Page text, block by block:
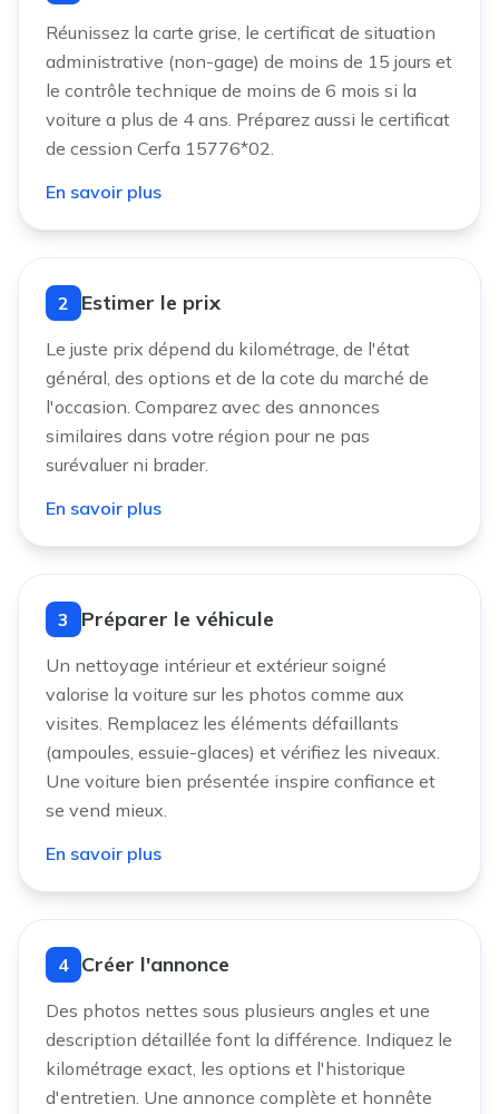
Réunissez la carte grise, le certificat de situation
administrative (non-gage) de moins de 15 jours et
le contrôle technique de moins de 6 mois si la
voiture a plus de 4 ans. Préparez aussi le certificat
de cession Cerfa 15776*02.
En savoir plus
2 Estimer le prix
Le juste prix dépend du kilométrage, de l'état
général, des options et de la cote du marché de
l'occasion. Comparez avec des annonces
similaires dans votre région pour ne pas
surévaluer ni brader.
En savoir plus
3 Préparer le véhicule
Un nettoyage intérieur et extérieur soigné
valorise la voiture sur les photos comme aux
visites. Remplacez les éléments défaillants
(ampoules, essuie-glaces) et vérifiez les niveaux.
Une voiture bien présentée inspire confiance et
se vend mieux.
En savoir plus
4 Créer l'annonce
Des photos nettes sous plusieurs angles et une
description détaillée font la différence. Indiquez le
kilométrage exact, les options et l'historique
d'entretien. Une annonce complète et honnête